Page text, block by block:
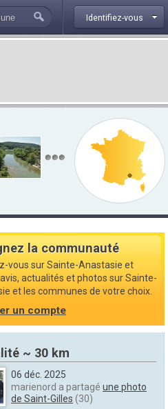
Identifiez-vous
la communauté
vous sur Sainte-Anastasie et
actualités et photos sur Sainte-
et les communes de votre choix.
un compte
~ 30 km
06 déc. 2025
marienord a partagé une photo
de Saint-Gilles (30)